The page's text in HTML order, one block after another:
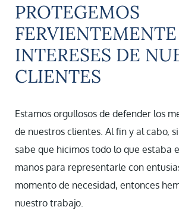
PROTEGEMOS
INTERESES DE
CLIENTES
Estamos orgullosos de defender los
de nuestros clientes. Al fin y al cabo,
sabe que hicimos todo lo que estaba
manos para representarle con
momento de necesidad, entonces
nuestro trabajo.